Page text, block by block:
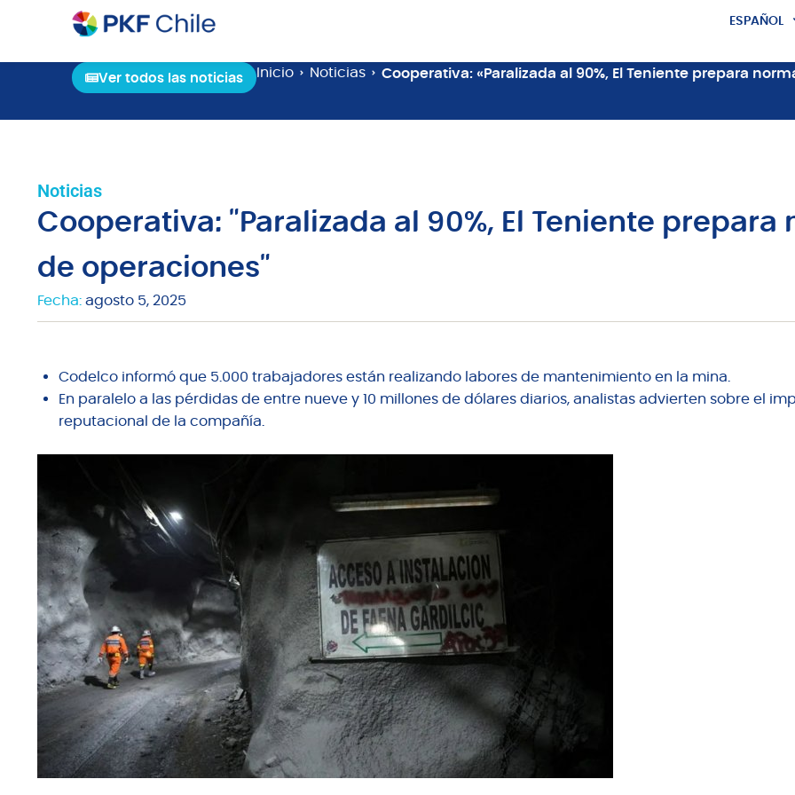
ESPAÑOL
ENGLISH
Ver todos las noticias Inicio Noticias Cooperativa: «Paralizada al 90%, El Teniente prepara
Noticias
Cooperativa: "Paralizada al 90%, El Teniente
de operaciones"
Fecha: agosto 5, 2025
Codelco informó que 5.000 trabajadores están realizando labores de mantenimiento en la mina.
En paralelo a las pérdidas de entre nueve y 10 millones de dólares diarios, analistas advierten sobre el
reputacional de la compañía.